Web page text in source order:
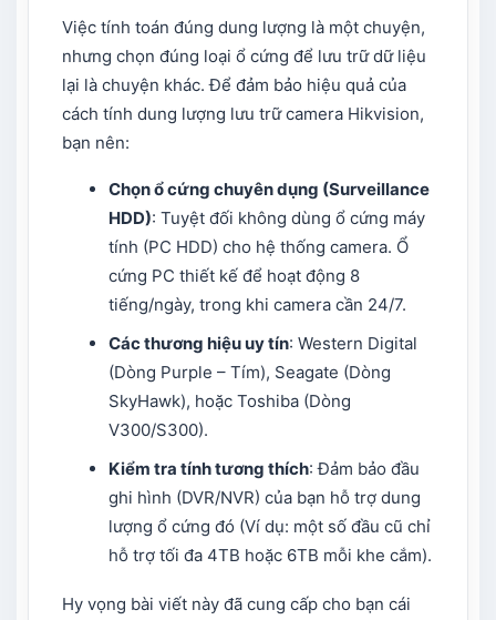
Việc tính toán đúng dung lượng là một chuyện,
nhưng chọn đúng loại ổ cứng để lưu trữ dữ liệu
lại là chuyện khác. Để đảm bảo hiệu quả của
cách tính dung lượng lưu trữ camera Hikvision,
bạn nên:
Chọn ổ cứng chuyên dụng (Surveillance
HDD): Tuyệt đối không dùng ổ cứng máy
tính (PC HDD) cho hệ thống camera. Ổ
cứng PC thiết kế để hoạt động 8
tiếng/ngày, trong khi camera cần 24/7.
Các thương hiệu uy tín: Western Digital
(Dòng Purple – Tím), Seagate (Dòng
SkyHawk), hoặc Toshiba (Dòng
V300/S300).
Kiểm tra tính tương thích: Đảm bảo đầu
ghi hình (DVR/NVR) của bạn hỗ trợ dung
lượng ổ cứng đó (Ví dụ: một số đầu cũ chỉ
hỗ trợ tối đa 4TB hoặc 6TB mỗi khe cắm).
Hy vọng bài viết này đã cung cấp cho bạn cái